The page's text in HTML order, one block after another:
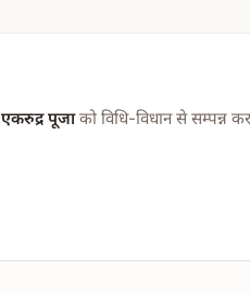
एकरुद्र पूजाको विधि-विधान से सम्पन्न